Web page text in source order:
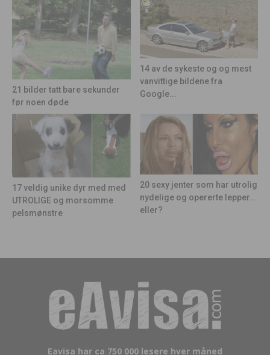
21 bilder tatt bare sekunder
før noen døde
14 av de sykeste og og mest
vanvittige bildene fra
Google...
17 veldig unike dyr med med
UTROLIGE og morsomme
pelsmønstre
20 sexy jenter som har utrolig
nydelige og opererte lepper…
eller?
Eavisa har ca 750 000 lesere hver måned